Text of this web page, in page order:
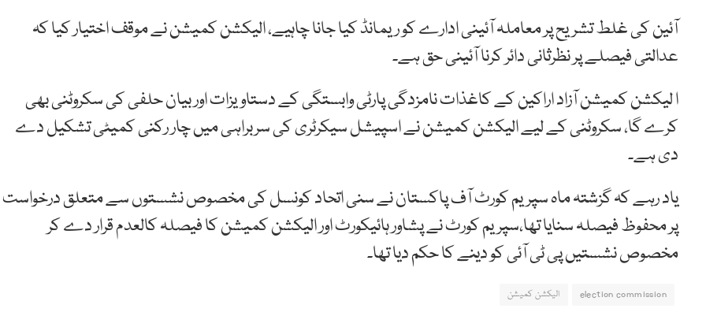
آئین کی غلط تشریح پر معاملہ آئینی ادارے کو ریمانڈ کیا جانا چاہیے، الیکشن کمیشن نے موقف اختیار کیا کہ
عدالتی فیصلے پر نظرثانی دائر کرنا آئینی حق ہے۔
ا لیکشن کمیشن آزاد اراکین کے کاغذات نامزدگی پارٹی وابستگی کے دستاویزات اور بیان حلفی کی سکروٹنی بھی
کرے گا، سکروٹنی کے لیے الیکشن کمیشن نے اسپیشل سیکرٹری کی سربراہی میں چار رکنی کمیٹی تشکیل دے
دی ہے۔
یاد رہے کہ گزشتہ ماہ سپریم کورٹ آف پاکستان نے سنی اتحاد کونسل کی مخصوص نشستوں سے متعلق درخواست
پر محفوظ فیصلہ سنایا تھا،سپریم کورٹ نے پشاور ہائیکورٹ اور الیکشن کمیشن کا فیصلہ کالعدم قرار دے کر
مخصوص نشستیں پی ٹی آئی کو دینے کا حکم دیا تھا۔
election commission الیکشن کمیشن